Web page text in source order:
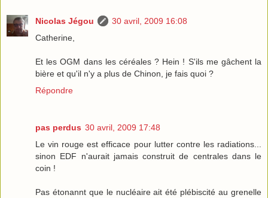
Nicolas Jégou
30 avril, 2009 16:08
Catherine,
Et les OGM dans les céréales ? Hein ! S'ils me gâchent la
bière et qu'il n'y a plus de Chinon, je fais quoi ?
Répondre
pas perdus 30 avril, 2009 17:48
Le vin rouge est efficace pour lutter contre les radiations...
sinon EDF n'aurait jamais construit de centrales dans le
coin !
Pas étonannt que le nucléaire ait été plébiscité au grenelle